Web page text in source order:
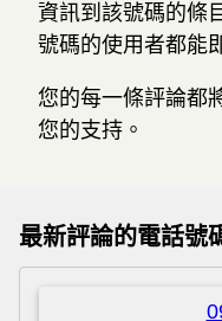
資訊到該號碼的條
號碼的使用者都能
您的每一條評論都
您的支持。
最新評論的電話號